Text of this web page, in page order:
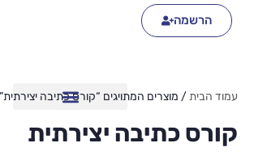
הרשמה
עמוד הבית/ מוצרים המתויגים “קורס כתיבה יצירתית”
קורס כתיבה יצירתית